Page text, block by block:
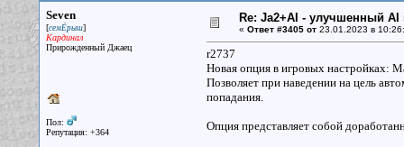
Seven
[семЁрыш]
Кардинал
Прирожденный Джаец
Пол:
Репутация: +364
Re: Ja2+AI - улучшенный AI
« Ответ #3405 от23.01.2023 в
r2737
Новая опция в игровых настройках:
Позволяет при наведении на цель
попадания.
Опция представляет собой